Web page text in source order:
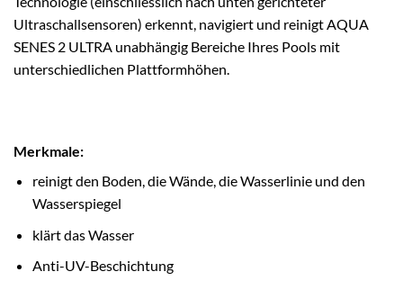
Ultraschallsensoren) erkennt, navigiert und reinigt AQUA
SENES 2 ULTRA unabhängig Bereiche Ihres Pools mit
unterschiedlichen Plattformhöhen.
Merkmale:
reinigt den Boden, die Wände, die Wasserlinie und den
Wasserspiegel
klärt das Wasser
Anti-UV-Beschichtung